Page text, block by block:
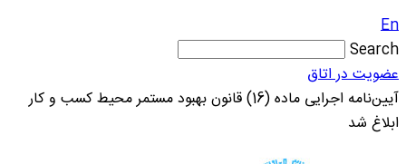
En
Search
عضویت در اتاق
آیین‌نامه اجرایی ماده (16) قانون بهبود مستمر محیط کسب و کار
ابلاغ شد